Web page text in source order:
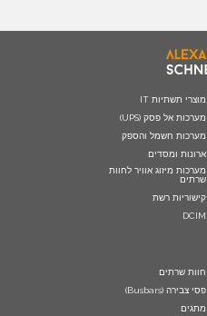
מוצרי תשתיות IT
מערכות אל פסק (UPS)
מערכות חשמל והספק
ארונות ומסדים
מערכות מיזוג אוויר לחוות
שרתים
קישוריות רשת
DCIM
חוות שרתים
פסי צבירה (Busbars)
מתגים